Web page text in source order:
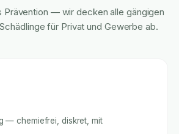
Prävention — wir decken alle gängigen
für Privat und Gewerbe ab.
— chemiefrei, diskret, mit